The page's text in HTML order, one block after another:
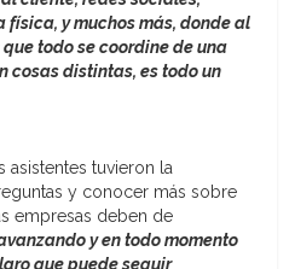
y muchos más, donde al
todo se coordine de una
cosas distintas, es todo un
asistentes tuvieron la
y conocer más sobre
empresas deben de
y en todo momento
que puede seguir